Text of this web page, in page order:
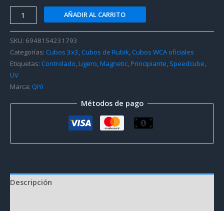
QiYi
Warrior
M
3x3
(Magnético
+
UV)
cantidad
AÑADIR AL CARRITO
SKU: 6948154231793
Categorías: Cubos 3x3,Cubos de Rubik,Cubos WCA oficiales
Etiquetas: Controlado,Ligero,Magnetic,Principiante, Speedcube,
UV
Marca: QiYi
Métodos de pago
Descripción